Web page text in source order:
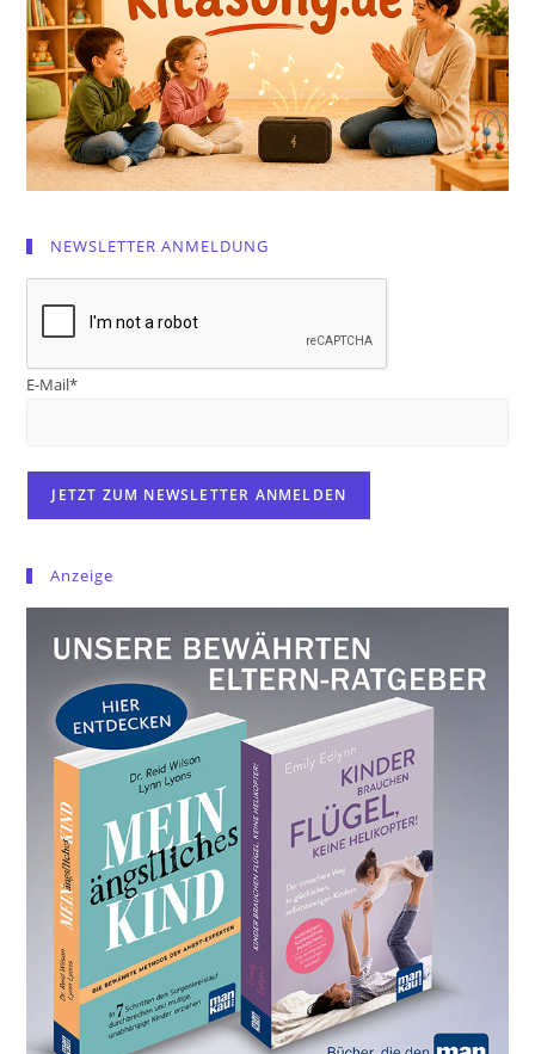
NEWSLETTER ANMELDUNG
E-Mail*
Anzeige